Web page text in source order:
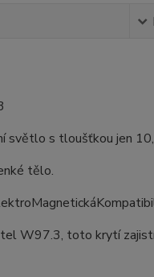
světlo s tloušťkou jen
tělo.
W97.3, toto krytí